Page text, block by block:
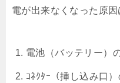
電が出来なくなった原因
電池（バッテリー）
ｺﾈｸﾀｰ（挿し込み口）